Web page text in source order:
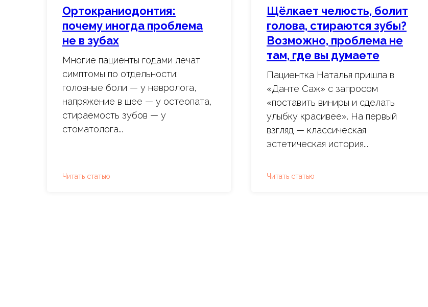
Ортокраниодонтия:
почему иногда проблема
не в зубах
Многие пациенты годами лечат
симптомы по отдельности:
головные боли — у невролога,
напряжение в шее — у остеопата,
стираемость зубов — у
стоматолога...
Читать статью
Щёлкает челюсть, болит
голова, стираются зубы?
Возможно, проблема не
там, где вы думаете
Пациентка Наталья пришла в
«Данте Саж» с запросом
«поставить виниры и сделать
улыбку красивее». На первый
взгляд — классическая
эстетическая история...
Читать статью